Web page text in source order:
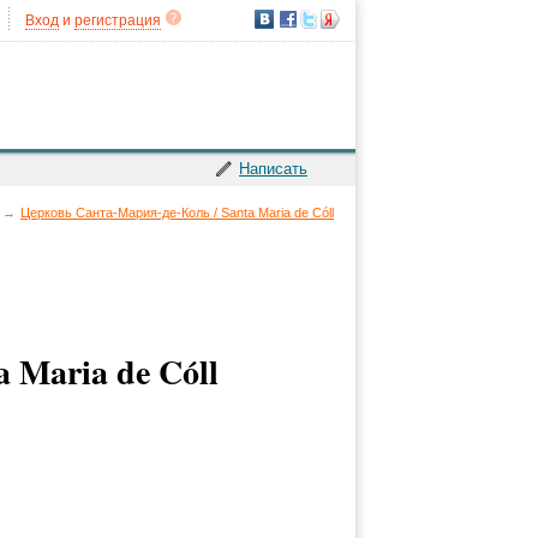
Вход и регистрация
Написать
→ Церковь Санта-Мария-де-Коль / Santa Maria de Cóll
Maria de Cóll